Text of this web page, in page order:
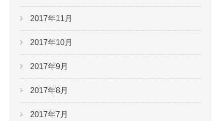
2017年11月
2017年10月
2017年9月
2017年8月
2017年7月